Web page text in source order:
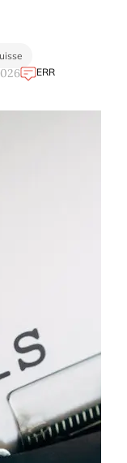
ERR